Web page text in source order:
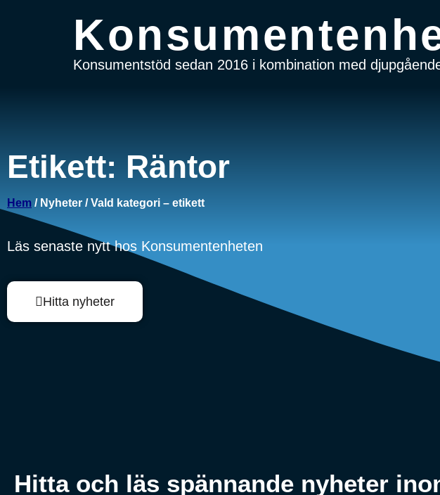
Konsumentstöd sedan 2016 i kombination med
Etikett: Räntor
Hem / Nyheter / Vald kategori – etikett
Läs senaste nytt hos Konsumentenheten
Hitta nyheter
Hitta och läs spännande nyheter